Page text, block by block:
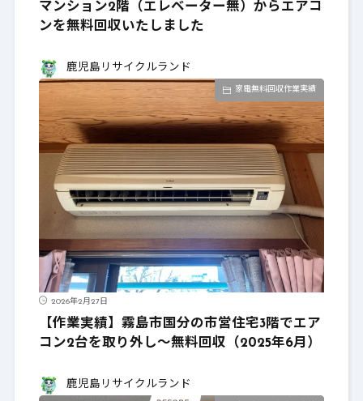
マンション2階（エレベーター無）からエアコ
ンを無料回収いたしました
鹿児島リサイクルランド
家電無料回収作業実績
2026年2月27日
【作業実績】霧島市国分の市営住宅3階でエア
コン2台を取り外し～無料回収（2025年6月）
鹿児島リサイクルランド